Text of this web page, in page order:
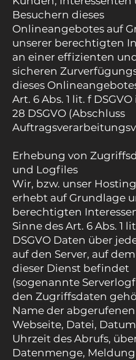
Besuchern dieses
Onlineangebotes auf
unserer berechtigten
an einer effizienten
sicheren
dieses
Art. 6 Abs. 1 lit. f DSGVO
28 DSGVO (Abschluss
Erhebung von
und Logfiles
Wir, bzw. unser
erhebt auf Grundlage
berechtigten
Sinne des Art. 6 Abs. 1
DSGVO Daten über
auf den Server, auf
dieser Dienst befindet
(sogenannte
den Zugriffsdaten
Name der abgerufenen
Webseite, Datei,
Uhrzeit des Abrufs,
Datenmenge,